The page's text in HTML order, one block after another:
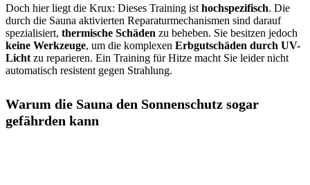
Doch hier liegt die Krux: Dieses Training ist hochspezifisch. Die
durch die Sauna aktivierten Reparaturmechanismen sind darauf
spezialisiert, thermische Schäden zu beheben. Sie besitzen jedoch
keine Werkzeuge, um die komplexen Erbgutschäden durch UV-
Licht zu reparieren. Ein Training für Hitze macht Sie leider nicht
automatisch resistent gegen Strahlung.
Warum die Sauna den Sonnenschutz sogar
gefährden kann